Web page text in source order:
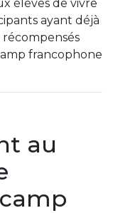
élèves de vivre
ayant déjà
francophone
au